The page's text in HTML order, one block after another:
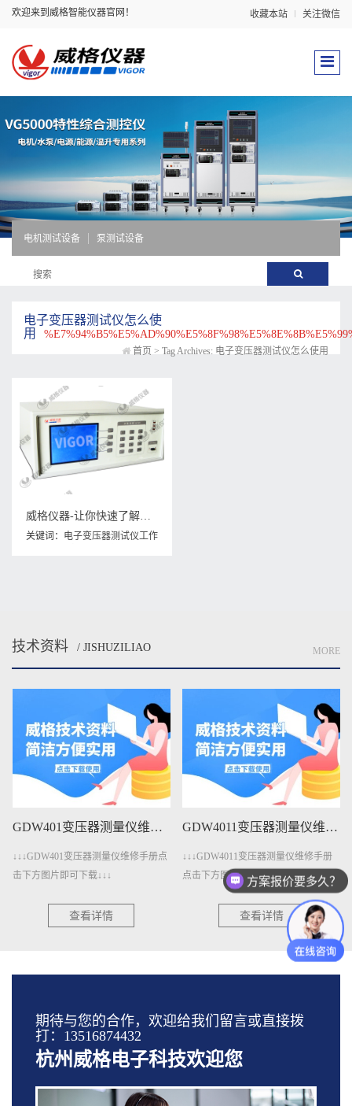
欢迎来到威格智能仪器官网！ 收藏本站 关注微信
电机测试设备 泵测试设备
电子变压器测试仪怎么使
用
首页 > Tag Archives: 电子变压器测试仪怎么使用
威格仪器-让你快速了解电子变压器测试仪：从基本原理到实际应用详解
关键词： 电子变压器测试仪工作
技术资料 / JISHUZILIAO MORE
GDW401变压器测量仪维修手册下载
↓↓↓GDW401变压器测量仪维修手册点
击下方图片即可下载↓↓↓
查看详情
GDW4011变压器测量仪维修手册下载
↓↓↓GDW4011变压器测量仪维修手册
点击下方图片即可下载↓↓↓
查看详情
期待与您的合作，欢迎给我们留言或直接拨
打：13516874432
杭州威格电子科技欢迎您
方案报价要多久？